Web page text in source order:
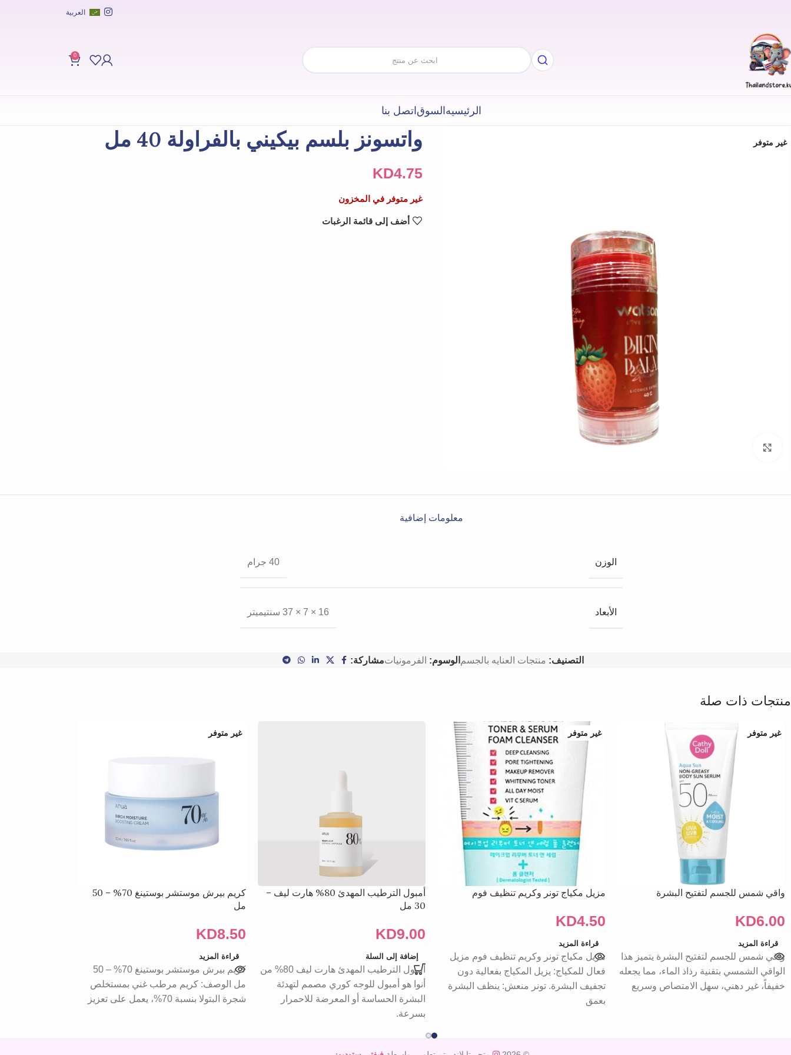
العربية
0
الرئيسيهالسوقاتصل بنا
غير متوفر واتسونز بلسم بيكيني بالفراولة 40 مل
KD4.75
غير متوفر في المخزون
أضف إلى قائمة الرغبات
معلومات إضافية
الوزن 40 جرام
الأبعاد 16 × 7 × 37 سنتيميتر
التصنيف: منتجات العنايه بالجسم الوسوم: الفرمونياتمشاركة:
منتجات ذات صلة
غير متوفر
واقي شمس للجسم لتفتيح البشرة
KD6.00
قراءة المزيد
واقي شمس للجسم لتفتيح البشرة يتميز هذا
الواقي الشمسي بتقنية رذاذ الماء، مما يجعله
خفيفاً، غير دهني، سهل الامتصاص وسريع
غير متوفر
مزيل مكياج تونر وكريم تنظيف فوم
KD4.50
قراءة المزيد
مزيل مكياج تونر وكريم تنظيف فوم مزيل
فعال للمكياج: يزيل المكياج بفعالية دون
تجفيف البشرة. تونر منعش: ينظف البشرة
بعمق
أمبول الترطيب المهدئ 80% هارت ليف –
30 مل
KD9.00
إضافة إلى السلة
أمبول الترطيب المهدئ هارت ليف 80% من
أنوا هو أمبول للوجه كوري مصمم لتهدئة
البشرة الحساسة أو المعرضة للاحمرار
بسرعة.
غير متوفر
كريم بيرش موستشر بوستينغ 70% – 50
مل
KD8.50
قراءة المزيد
كريم بيرش موستشر بوستينغ 70% – 50
مل الوصف: كريم مرطب غني بمستخلص
شجرة البتولا بنسبة 70%، يعمل على تعزيز